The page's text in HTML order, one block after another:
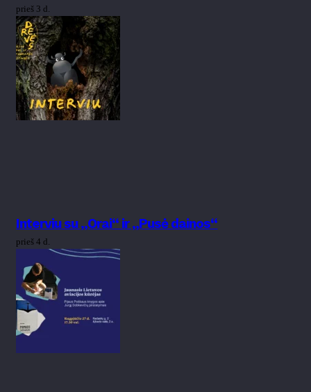
prieš 3 d.
Interviu su „Orai“ ir „Pusė dainos“
prieš 4 d.